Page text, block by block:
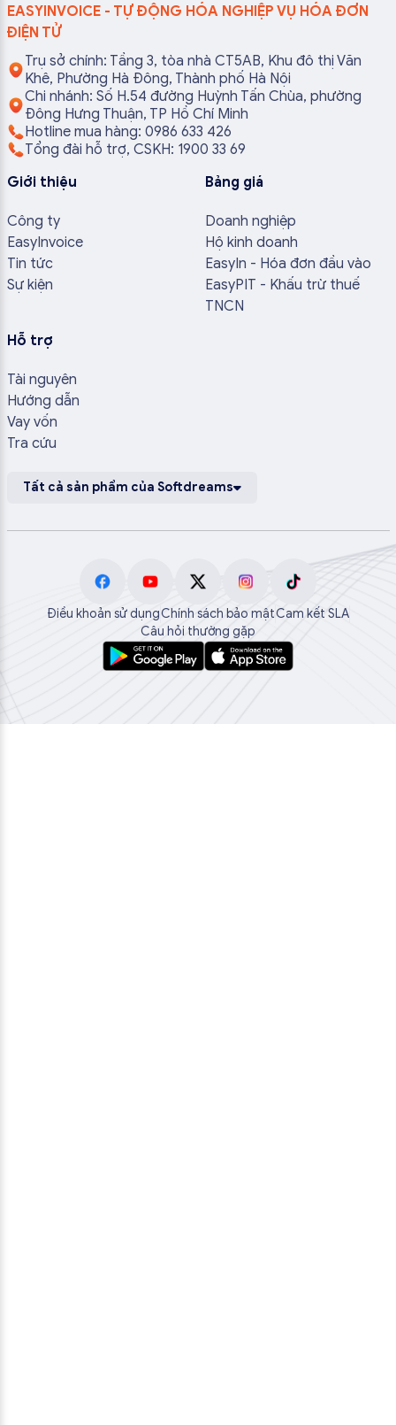
EASYINVOICE - TỰ ĐỘNG HÓA NGHIỆP VỤ HÓA ĐƠN
ĐIỆN TỬ
Trụ sở chính: Tầng 3, tòa nhà CT5AB, Khu đô thị Văn
Khê, Phường Hà Đông, Thành phố Hà Nội
Chi nhánh: Số H.54 đường Huỳnh Tấn Chùa, phường
Đông Hưng Thuận, TP Hồ Chí Minh
Hotline mua hàng: 0986 633 426
Tổng đài hỗ trợ, CSKH: 1900 33 69
Giới thiệu
Công ty
EasyInvoice
Tin tức
Sự kiện
Bảng giá
Doanh nghiệp
Hộ kinh doanh
EasyIn - Hóa đơn đầu vào
EasyPIT - Khấu trừ thuế
TNCN
Hỗ trợ
Tài nguyên
Hướng dẫn
Vay vốn
Tra cứu
Tất cả sản phẩm của Softdreams
Điều khoản sử dụngChính sách bảo mậtCam kết SLA
Câu hỏi thường gặp